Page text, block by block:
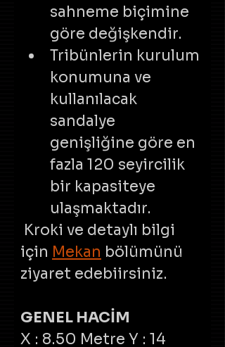
sahneme biçimine
göre değişkendir.
Tribünlerin kurulum
konumuna ve
kullanılacak
sandalye
genişliğine göre en
fazla 120 seyircilik
bir kapasiteye
ulaşmaktadır.
Kroki ve detaylı bilgi
için Mekan bölümünü
ziyaret edebiirsiniz.
GENEL HACİM
X : 8.50 Metre Y : 14